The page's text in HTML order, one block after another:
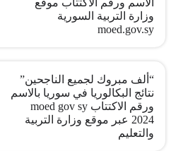
وزارة التربية السورية
moed.gov.sy
“ألف مبروك لجميع الناجحين”
نتائج البكالوريا في سوريا بالاسم
ورقم الاكتتاب moed gov sy
2024 عبر موقع وزارة التربية
والتعليم